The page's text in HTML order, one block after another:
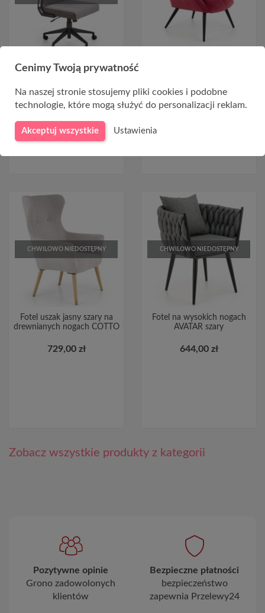
Obrotowy fotel do biurka -
AREZZO popielaty
619,00 zł
CHWILOWO NIEDOSTĘPNY
Fotel uszak jasny szary na
drewnianych nogach COTTO
729,00 zł
CHWILOWO NIEDOSTĘPNY
Fotel na wysokich nogach
AVATAR szary
644,00 zł
Zobacz wszystkie produkty z kategorii
Pozytywne opinie
Grono zadowolonych
klientów
Bezpieczne płatności
bezpieczeństwo
zapewnia Przelewy24
Cenimy Twoją prywatność
Na naszej stronie stosujemy pliki cookies i podobne
technologie, które mogą służyć do personalizacji reklam.
Akceptuj wszystkie Ustawienia